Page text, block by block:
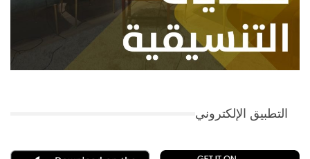
التطبيق الإلكتروني